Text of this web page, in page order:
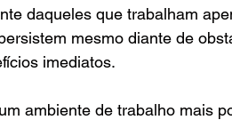
daqueles que trabalham
mesmo diante de
imediatos.
ambiente de trabalho mais